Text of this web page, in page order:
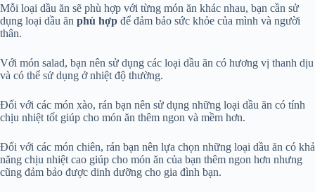
Mỗi loại dầu ăn sẽ phù hợp với từng món ăn khác nhau, bạn cần sử
dụng loại dầu ăn phù hợp để đảm bảo sức khỏe của mình và người
thân.
Với món salad, bạn nên sử dụng các loại dầu ăn có hương vị thanh dịu
và có thể sử dụng ở nhiệt độ thường.
Đối với các món xào, rán bạn nên sử dụng những loại dầu ăn có tính
chịu nhiệt tốt giúp cho món ăn thêm ngon và mềm hơn.
Đối với các món chiên, rán bạn nên lựa chọn những loại dầu ăn có khả
năng chịu nhiệt cao giúp cho món ăn của bạn thêm ngon hơn nhưng
cũng đảm bảo được dinh dưỡng cho gia đình bạn.